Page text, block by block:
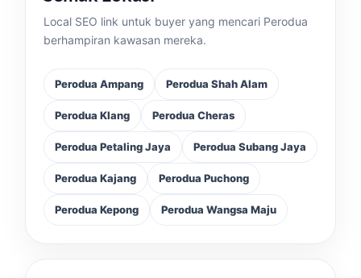
Local SEO link untuk buyer yang mencari Perodua
berhampiran kawasan mereka.
Perodua Ampang Perodua Shah Alam
Perodua Klang Perodua Cheras
Perodua Petaling Jaya Perodua Subang Jaya
Perodua Kajang Perodua Puchong
Perodua Kepong Perodua Wangsa Maju